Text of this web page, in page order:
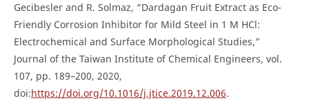
Gecibesler and R. Solmaz, “Dardagan Fruit Extract as Eco-
Friendly Corrosion Inhibitor for Mild Steel in 1 M HCl:
Electrochemical and Surface Morphological Studies,”
Journal of the Taiwan Institute of Chemical Engineers, vol.
107, pp. 189–200, 2020,
doi:https://doi.org/10.1016/j.jtice.2019.12.006.